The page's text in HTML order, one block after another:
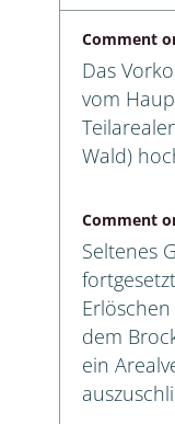
Comment
Das
vom
Wald)
Comment
Seltenes
dem
ein